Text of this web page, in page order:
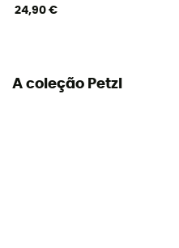
24,90 €
A coleção Petzl